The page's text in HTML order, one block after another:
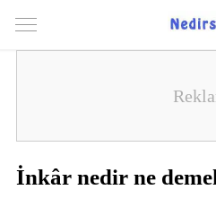
İnkâr nedir ne